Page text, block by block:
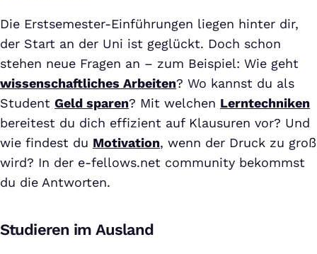
Die Erstsemester-Einführungen liegen hinter dir,
der Start an der Uni ist geglückt. Doch schon
stehen neue Fragen an – zum Beispiel: Wie geht
wissenschaftliches Arbeiten? Wo kannst du als
Student Geld sparen? Mit welchen Lerntechniken
bereitest du dich effizient auf Klausuren vor? Und
wie findest du Motivation, wenn der Druck zu groß
wird? In der e-fellows.net community bekommst
du die Antworten.
Studieren im Ausland